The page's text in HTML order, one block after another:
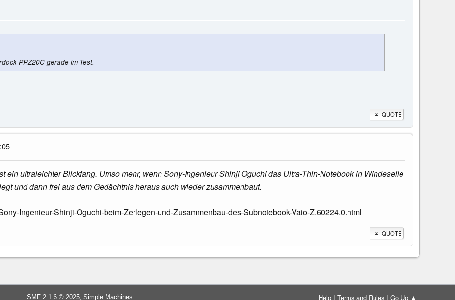
PRZ20C gerade im Test.
QUOTE
ein ultraleichter Blickfang. Umso mehr, wenn Sony-Ingenieur Shinji Oguchi das Ultra-Thin-Notebook in Windeseile
und dann frei aus dem Gedächtnis heraus auch wieder zusammenbaut.
Ingenieur-Shinji-Oguchi-beim-Zerlegen-und-Zusammenbau-des-Subnotebook-Vaio-Z.60224.0.html
QUOTE
Help| Terms and Rules| Go Up ▲
SMF 2.1.6 © 2025 Simple Machines